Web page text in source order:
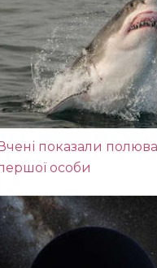
Вчені показали
особи